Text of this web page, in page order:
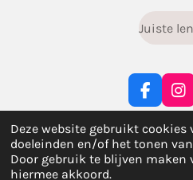
Deze website gebruikt cookies
doeleinden en/of het tonen
Door gebruik te blijven maken
hiermee akkoord.
Juiste
F
a
c
e
b
I
n
s
t
a
© 2023 - 2026 infiniti.handgemaakt
Powered byJouwWeb